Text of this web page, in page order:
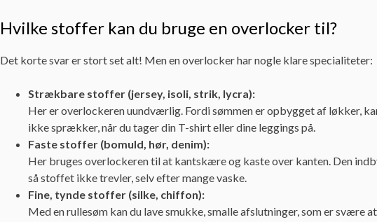
Hvilke stoffer kan du bruge en overlocker til?
Det korte svar er stort set alt! Men en overlocker har nogle klare specialiteter:
Strækbare stoffer (jersey, isoli, strik, lycra):
Her er overlockeren uundværlig. Fordi sømmen er opbygget af løkker,
ikke sprækker, når du tager din T-shirt eller dine leggings på.
Faste stoffer (bomuld, hør, denim):
Her bruges overlockeren til at kantskære og kaste over kanten. Den
så stoffet ikke trevler, selv efter mange vaske.
Fine, tynde stoffer (silke, chiffon):
Med en rullesøm kan du lave smukke, smalle afslutninger, som er svære